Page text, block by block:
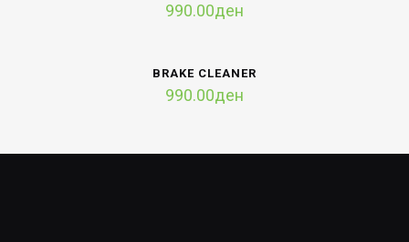
990.00ден
BRAKE CLEANER
990.00ден